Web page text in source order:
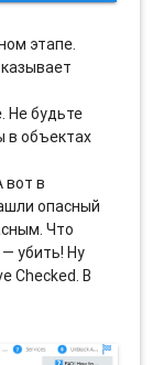
этапе.
Не будьте
в объектах
вот в
опасный
Что
убить! Ну
Checked. В